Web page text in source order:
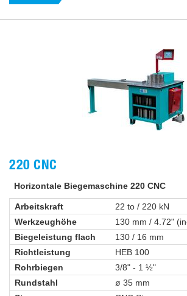
220 CNC
Horizontale Biegemaschine 220 CNC
Arbeitskraft
22 to / 220 kN
Werkzeughöhe
130 mm / 4.72"
Biegeleistung flach
130 / 16 mm
Richtleistung
HEB 100
Rohrbiegen
3/8" - 1 ½"
Rundstahl
ø 35 mm